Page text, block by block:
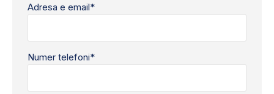
Adresa e email*
Numer telefoni*